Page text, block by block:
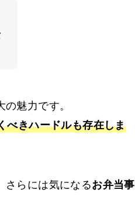
の魅力です。
べきハードルも存在しま
さらには気になるお弁当事